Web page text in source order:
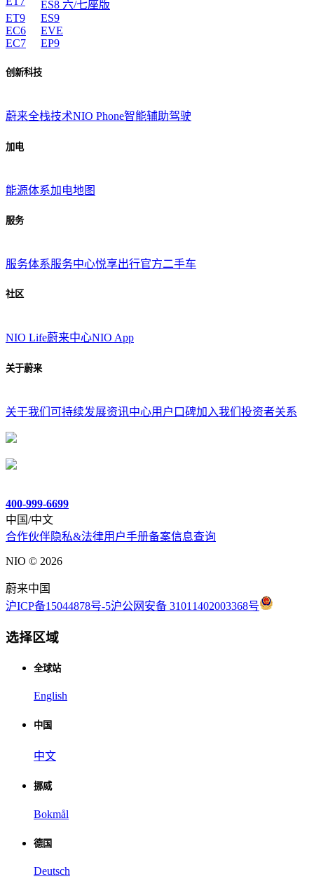
ET9
EC6
EC7
ES8 六/七座版
ES9
EVE
EP9
创新科技
蔚来全栈技术NIO Phone智能辅助驾驶
加电
能源体系加电地图
服务
服务体系服务中心悦享出行官方二手车
社区
NIO Life蔚来中心NIO App
关于蔚来
关于我们 可持续发展资讯中心用户口碑加入我们 投资者关系
400-999-6699
中国/中文
合作伙伴隐私&法律用户手册备案信息查询
NIO © 2026
蔚来中国
沪ICP备15044878号-5沪公网安备 31011402003368号
选择区域
全球站
English
中国
中文
挪威
Bokmål
德国
Deutsch